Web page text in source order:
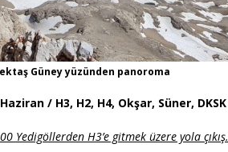
Güney yüzünden panoroma
/ H3, H2, H4, Okşar, Süner, DKSK
Yedigöllerden H3’e gitmek üzere yola çıkış.